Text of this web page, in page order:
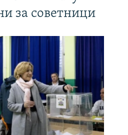
за советници